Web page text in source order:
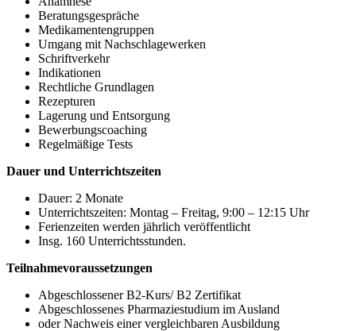
Beratungsgespräche
Medikamentengruppen
Umgang mit Nachschlagewerken
Schriftverkehr
Indikationen
Rechtliche Grundlagen
Rezepturen
Lagerung und Entsorgung
Bewerbungscoaching
Regelmäßige Tests
Dauer und Unterrichtszeiten
Dauer: 2 Monate
Unterrichtszeiten: Montag – Freitag, 9:00 – 12:15 Uhr
Ferienzeiten werden jährlich veröffentlicht
Insg. 160 Unterrichtsstunden.
Teilnahmevoraussetzungen
Abgeschlossener B2-Kurs/ B2 Zertifikat
Abgeschlossenes Pharmaziestudium im Ausland
oder Nachweis einer vergleichbaren Ausbildung